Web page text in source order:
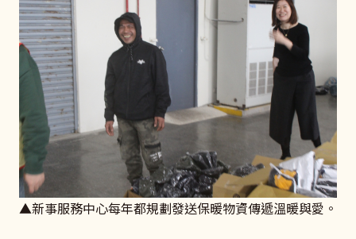
▲新事服務中心每年都規劃發送保暖物資傳遞溫暖與愛。